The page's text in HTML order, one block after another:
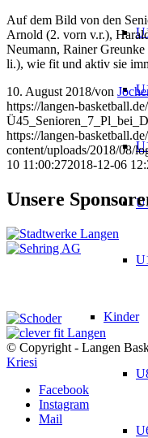
Kinder
Auf dem Bild von den
Arnold (2. vorn v.r.),
Neumann, Rainer
li.), wie fit und aktiv sie
10. August 2018/von
https://langen-
https://langen-
content/uploads/2018/08/
10 11:00:272018-12-06
Unsere
© Copyright - Langen
Kriesi
Facebook
Instagram
Mail